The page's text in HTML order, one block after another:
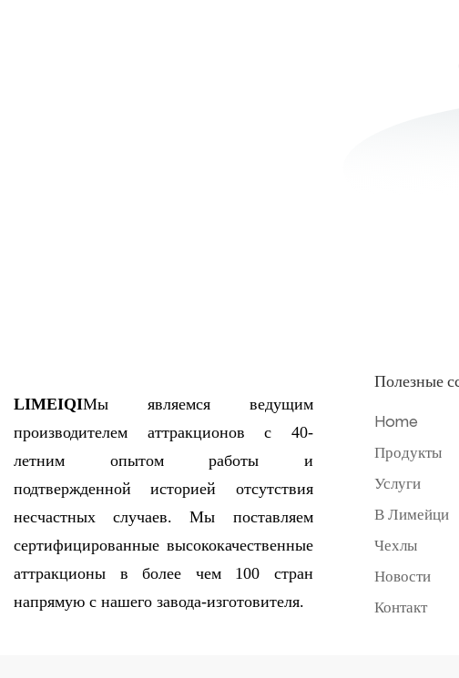
LIMEIQIМы являемся ведущим
производителем аттракционов с 40-
летним опытом работы и
подтвержденной историей отсутствия
несчастных случаев. Мы поставляем
сертифицированные высококачественные
аттракционы в более чем 100 стран
напрямую с нашего завода-изготовителя.
Полезные
Home
Продукты
Услуги
В Лимейци
Чехлы
Новости
Контакт